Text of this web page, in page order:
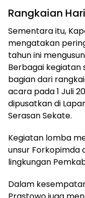
Rangkaian
Sementara itu,
mengatakan
tahun ini
Berbagai kegiatan
bagian dari
acara pada 1 Juli
dipusatkan di
Serasan Sekate.
Kegiatan lomba
unsur Forkopimda
lingkungan
Dalam